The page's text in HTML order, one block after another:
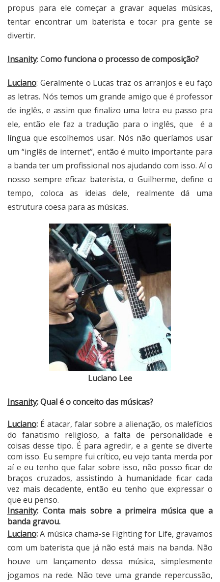
propus para ele começar a gravar aquelas músicas,
tentar encontrar um baterista e tocar pra gente se
divertir.
Insanity: Como funciona o processo de composição?
Luciano: Geralmente o Lucas traz os arranjos e eu faço
as letras. Nós temos um grande amigo que é professor
de inglês, e assim que finalizo uma letra eu passo pra
ele, então ele faz a tradução para o inglês, que é a
língua que escolhemos usar. Nós não queríamos usar
um “inglês de internet”, então é muito importante para
a banda ter um profissional nos ajudando com isso. Aí o
nosso sempre eficaz baterista, o Guilherme, define o
tempo, coloca as ideias dele, realmente dá uma
estrutura coesa para as músicas.
Luciano Lee
Insanity: Qual é o conceito das músicas?
Luciano: É atacar, falar sobre a alienação, os malefícios
do fanatismo religioso, a falta de personalidade e
coisas desse tipo. É para agredir, e a gente se diverte
com isso. Eu sempre fui crítico, eu vejo tanta merda por
aí e eu tenho que falar sobre isso, não posso ficar de
braços cruzados, assistindo à humanidade ficar cada
vez mais decadente, então eu tenho que expressar o
que eu penso.
Insanity: Conta mais sobre a primeira música que a
banda gravou.
Luciano:A música chama-se Fighting for Life, gravamos
com um baterista que já não está mais na banda. Não
houve um lançamento dessa música, simplesmente
jogamos na rede. Não teve uma grande repercussão,